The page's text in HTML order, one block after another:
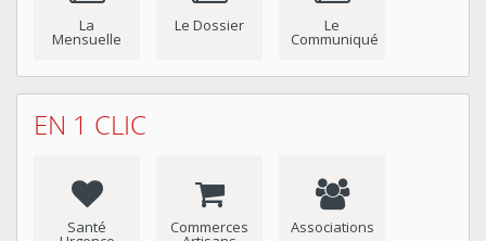
La
Mensuelle
Le Dossier Le
Communiqué
EN 1 CLIC
Santé Commerces Associations